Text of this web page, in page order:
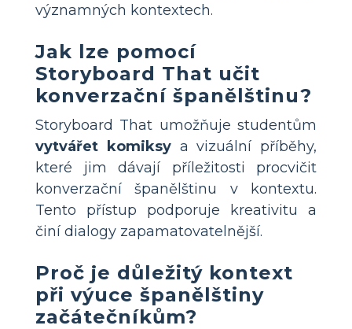
významných kontextech.
Jak lze pomocí
Storyboard That učit
konverzační španělštinu?
Storyboard That umožňuje studentům
vytvářet komiksya vizuální příběhy,
které jim dávají příležitosti procvičit
konverzační španělštinu v kontextu.
Tento přístup podporuje kreativitu a
činí dialogy zapamatovatelnější.
Proč je důležitý kontext
při výuce španělštiny
začátečníkům?